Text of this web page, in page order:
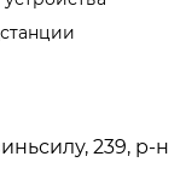
239, р-н